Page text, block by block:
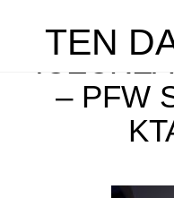
TEN
– PFW